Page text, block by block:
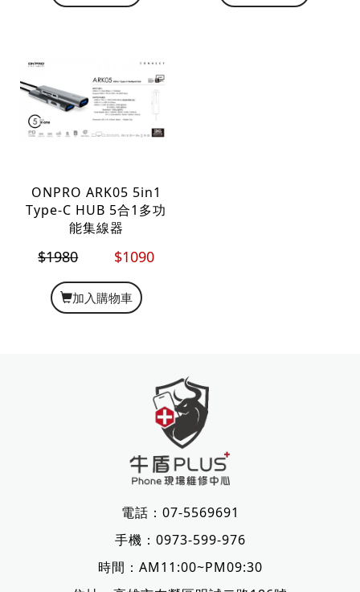
ONPRO ARK05 5in1
Type-C HUB 5合1多功
能集線器
$1980 $1090
加入購物車
電話： 07-5569691
手機： 0973-599-976
時間：AM11:00~PM09:30